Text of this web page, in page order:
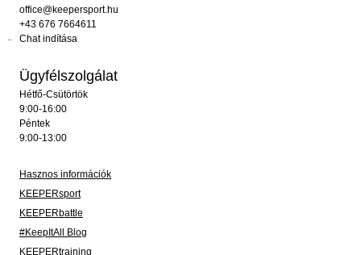
office@keepersport.hu
+43 676 7664611
Chat indítása
Ügyfélszolgálat
Hétfő-Csütörtök
9:00-16:00
Péntek
9:00-13:00
Hasznos információk
KEEPERsport
KEEPERbattle
#KeepItAll Blog
KEEPERtraining